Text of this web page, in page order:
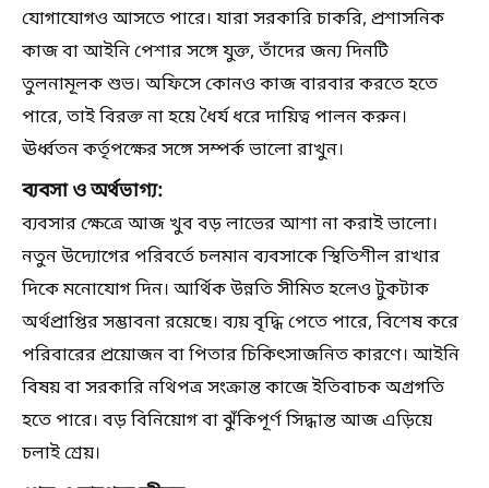
যোগাযোগও আসতে পারে। যারা সরকারি চাকরি, প্রশাসনিক
কাজ বা আইনি পেশার সঙ্গে যুক্ত, তাঁদের জন্য দিনটি
তুলনামূলক শুভ। অফিসে কোনও কাজ বারবার করতে হতে
পারে, তাই বিরক্ত না হয়ে ধৈর্য ধরে দায়িত্ব পালন করুন।
ঊর্ধ্বতন কর্তৃপক্ষের সঙ্গে সম্পর্ক ভালো রাখুন।
ব্যবসা ও অর্থভাগ্য:
ব্যবসার ক্ষেত্রে আজ খুব বড় লাভের আশা না করাই ভালো।
নতুন উদ্যোগের পরিবর্তে চলমান ব্যবসাকে স্থিতিশীল রাখার
দিকে মনোযোগ দিন। আর্থিক উন্নতি সীমিত হলেও টুকটাক
অর্থপ্রাপ্তির সম্ভাবনা রয়েছে। ব্যয় বৃদ্ধি পেতে পারে, বিশেষ করে
পরিবারের প্রয়োজন বা পিতার চিকিৎসাজনিত কারণে। আইনি
বিষয় বা সরকারি নথিপত্র সংক্রান্ত কাজে ইতিবাচক অগ্রগতি
হতে পারে। বড় বিনিয়োগ বা ঝুঁকিপূর্ণ সিদ্ধান্ত আজ এড়িয়ে
চলাই শ্রেয়।